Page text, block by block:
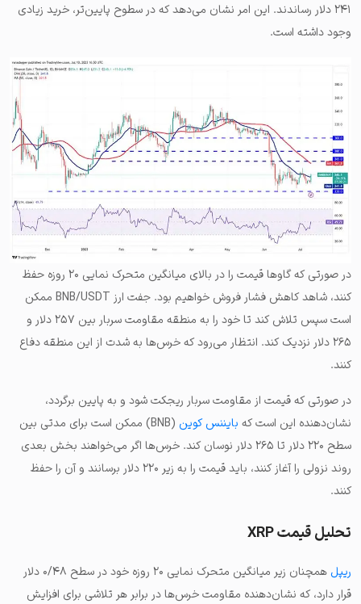
۲۴۱ دلار رساندند. این امر نشان می‌دهد که در سطوح پایین‌تر، خرید زیادی
وجود داشته است.
در صورتی که گاوها قیمت را در بالای میانگین متحرک نمایی ۲۰ روزه حفظ
کنند، شاهد کاهش فشار فروش خواهیم بود. جفت ارز BNB/USDT ممکن
است سپس تلاش کند تا خود را به منطقه مقاومت سربار بین ۲۵۷ دلار و
۲۶۵ دلار نزدیک کند. انتظار می‌رود که خرس‌ها به شدت از این منطقه دفاع
کنند.
در صورتی که قیمت از مقاومت سربار ریجکت شود و به پایین برگردد،
نشان‌دهنده این است که بایننس کوین
(BNB) ممکن است برای مدتی بین
سطح ۲۲۰ دلار تا ۲۶۵ دلار نوسان کند. خرس‌ها اگر می‌خواهند بخش بعدی
روند نزولی را آغاز کنند، باید قیمت را به زیر ۲۲۰ دلار برسانند و آن را حفظ
کنند.
تحلیل قیمت XRP
ریپل
همچنان زیر میانگین متحرک نمایی ۲۰ روزه خود در سطح ۰/۴۸ دلار
قرار دارد، که نشان‌دهنده مقاومت خرس‌ها در برابر هر تلاشی برای افزایش